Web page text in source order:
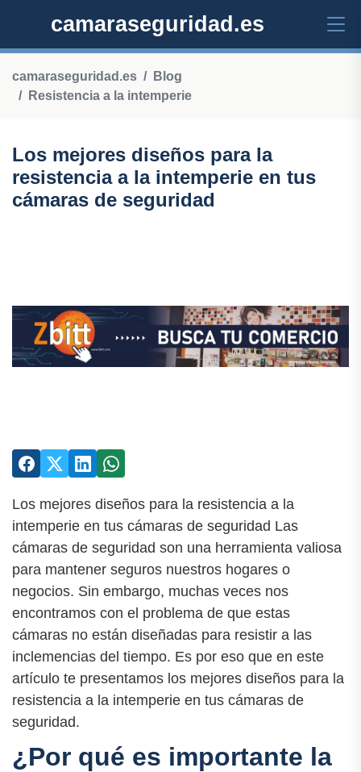
camaraseguridad.es
camaraseguridad.es
Blog
Resistencia a la intemperie
Los mejores diseños para la
resistencia a la intemperie en tus
cámaras de seguridad
Los mejores diseños para la resistencia a la
intemperie en tus cámaras de seguridad Las
cámaras de seguridad son una herramienta valiosa
para mantener seguros nuestros hogares o
negocios. Sin embargo, muchas veces nos
encontramos con el problema de que estas
cámaras no están diseñadas para resistir a las
inclemencias del tiempo. Es por eso que en este
artículo te presentamos los mejores diseños para la
resistencia a la intemperie en tus cámaras de
seguridad.
¿Por qué es importante la